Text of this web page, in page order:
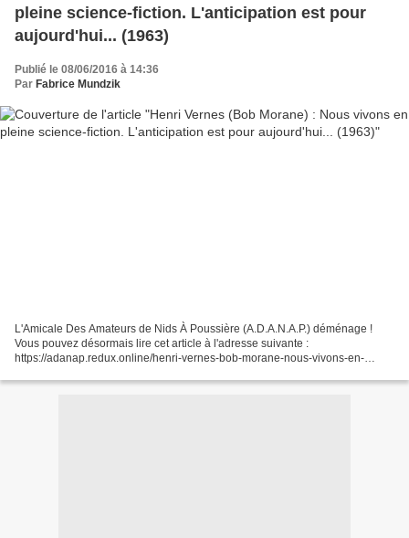
pleine science-fiction. L'anticipation est pour
aujourd'hui... (1963)
Publié le 08/06/2016 à 14:36
Par Fabrice Mundzik
L'Amicale Des Amateurs de Nids À Poussière (A.D.A.N.A.P.) déménage !
Vous pouvez désormais lire cet article à l'adresse suivante :
https://adanap.redux.online/henri-vernes-bob-morane-nous-vivons-en-